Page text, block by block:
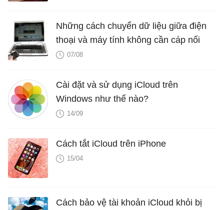
Những cách chuyển dữ liệu giữa điện
thoại và máy tính không cần cáp nối
07/08
Cài đặt và sử dụng iCloud trên
Windows như thế nào?
14/09
Cách tắt iCloud trên iPhone
15/04
Cách bảo vệ tài khoản iCloud khỏi bị